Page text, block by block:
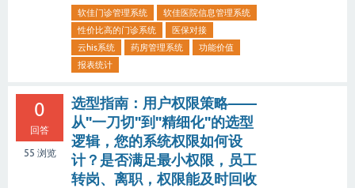
软佳门诊管理系统
软佳医院信息管理系统
性价比高的门诊系统
医保对接
云his系统
药房管理系统
功能价值
报表统计
0
回答
55 浏览
选型指南：用户权限策略——
从"一刀切"到"精细化"的选型
逻辑，您的系统权限如何设
计？是否满足最小权限，员工
转岗、离职，权限能及时回收